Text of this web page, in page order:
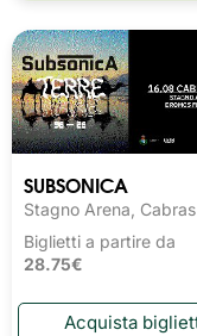
SUBSONICA
Stagno Arena, Cabras
Biglietti a partire da
28.75€